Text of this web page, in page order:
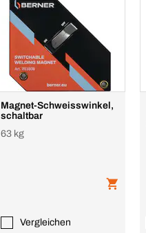
Magnet-Schweisswinkel,
schaltbar
63 kg
Vergleichen